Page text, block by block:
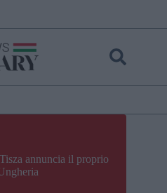
annuncia il proprio